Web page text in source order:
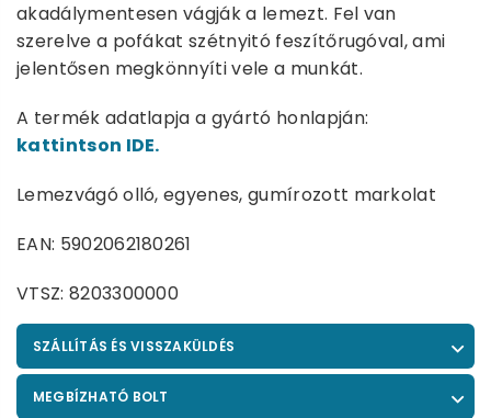
akadálymentesen vágják a lemezt. Fel van
szerelve a pofákat szétnyitó feszítőrugóval, ami
jelentősen megkönnyíti vele a munkát.
A termék adatlapja a gyártó honlapján:
kattintson IDE.
Lemezvágó olló, egyenes, gumírozott markolat
EAN: 5902062180261
VTSZ: 8203300000
SZÁLLÍTÁS ÉS VISSZAKÜLDÉS
MEGBÍZHATÓ BOLT